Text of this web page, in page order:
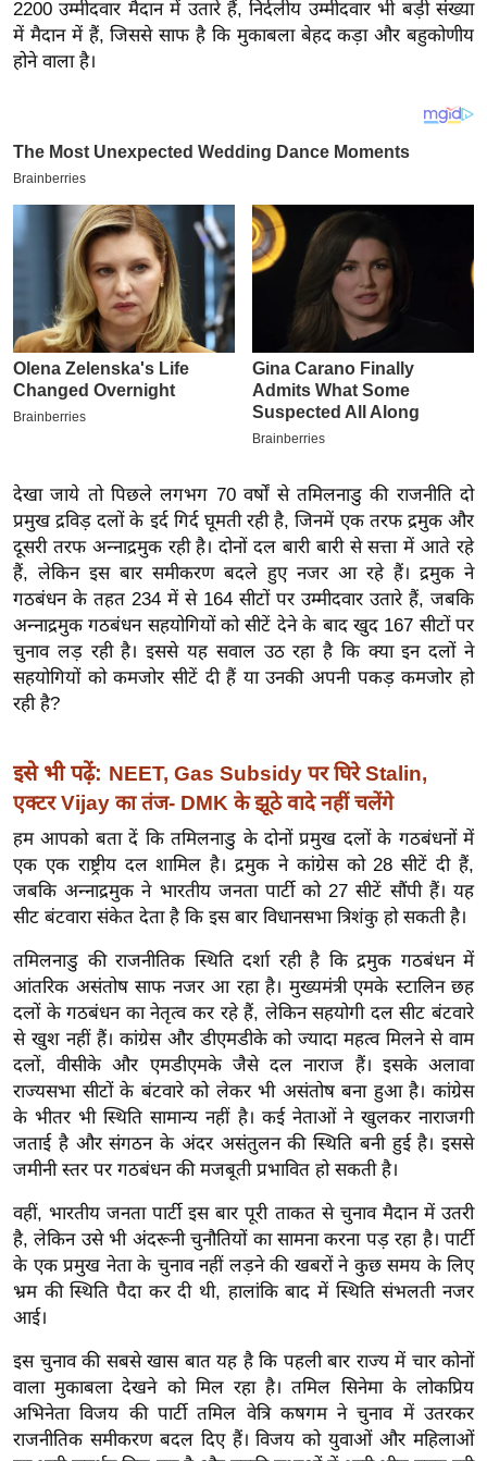
रा
य
ब
खे
ल
P
L
2
0
क्रा
इ
ई
-
पे
प
र
सा
ल
बे
मि
सा
ल
श
ख्सि
य
त
यं
ग
इं
या
सा
हि
त्य
ज
ग
त
ऑ
टो
2200 उम्मीदवार मैदान में उतारे हैं, निर्दलीय उम्मीदवार भी बड़ी संख्या
में मैदान में हैं, जिससे साफ है कि मुकाबला बेहद कड़ा और बहुकोणीय
होने वाला है।
देखा जाये तो पिछले लगभग 70 वर्षों से तमिलनाडु की राजनीति दो
प्रमुख द्रविड़ दलों के इर्द गिर्द घूमती रही है, जिनमें एक तरफ द्रमुक और
दूसरी तरफ अन्नाद्रमुक रही है। दोनों दल बारी बारी से सत्ता में आते रहे
हैं, लेकिन इस बार समीकरण बदले हुए नजर आ रहे हैं। द्रमुक ने
गठबंधन के तहत 234 में से 164 सीटों पर उम्मीदवार उतारे हैं, जबकि
अन्नाद्रमुक गठबंधन सहयोगियों को सीटें देने के बाद खुद 167 सीटों पर
चुनाव लड़ रही है। इससे यह सवाल उठ रहा है कि क्या इन दलों ने
सहयोगियों को कमजोर सीटें दी हैं या उनकी अपनी पकड़ कमजोर हो
रही है?
इसे भी पढ़ें: NEET, Gas Subsidy पर घिरे Stalin,
एक्टर Vijay का तंज- DMK के झूठे वादे नहीं चलेंगे
हम आपको बता दें कि तमिलनाडु के दोनों प्रमुख दलों के गठबंधनों में
एक एक राष्ट्रीय दल शामिल है। द्रमुक ने कांग्रेस को 28 सीटें दी हैं,
जबकि अन्नाद्रमुक ने भारतीय जनता पार्टी को 27 सीटें सौंपी हैं। यह
सीट बंटवारा संकेत देता है कि इस बार विधानसभा त्रिशंकु हो सकती है।
तमिलनाडु की राजनीतिक स्थिति दर्शा रही है कि द्रमुक गठबंधन में
आंतरिक असंतोष साफ नजर आ रहा है। मुख्यमंत्री एमके स्टालिन छह
दलों के गठबंधन का नेतृत्व कर रहे हैं, लेकिन सहयोगी दल सीट बंटवारे
से खुश नहीं हैं। कांग्रेस और डीएमडीके को ज्यादा महत्व मिलने से वाम
दलों, वीसीके और एमडीएमके जैसे दल नाराज हैं। इसके अलावा
राज्यसभा सीटों के बंटवारे को लेकर भी असंतोष बना हुआ है। कांग्रेस
के भीतर भी स्थिति सामान्य नहीं है। कई नेताओं ने खुलकर नाराजगी
जताई है और संगठन के अंदर असंतुलन की स्थिति बनी हुई है। इससे
जमीनी स्तर पर गठबंधन की मजबूती प्रभावित हो सकती है।
वहीं, भारतीय जनता पार्टी इस बार पूरी ताकत से चुनाव मैदान में उतरी
है, लेकिन उसे भी अंदरूनी चुनौतियों का सामना करना पड़ रहा है। पार्टी
के एक प्रमुख नेता के चुनाव नहीं लड़ने की खबरों ने कुछ समय के लिए
भ्रम की स्थिति पैदा कर दी थी, हालांकि बाद में स्थिति संभलती नजर
आई।
इस चुनाव की सबसे खास बात यह है कि पहली बार राज्य में चार कोनों
वाला मुकाबला देखने को मिल रहा है। तमिल सिनेमा के लोकप्रिय
अभिनेता विजय की पार्टी तमिल वेत्रि कषगम ने चुनाव में उतरकर
राजनीतिक समीकरण बदल दिए हैं। विजय को युवाओं और महिलाओं